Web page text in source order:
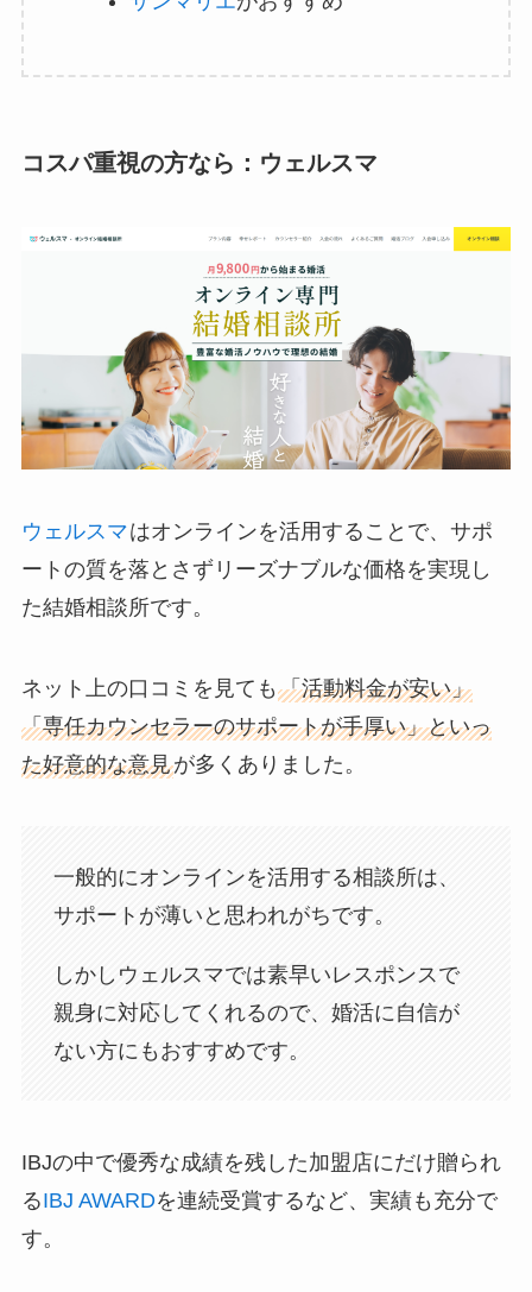
コスパ重視の方なら：ウェルスマ
ウェルスマはオンラインを活用することで、サポ
ートの質を落とさずリーズナブルな価格を実現し
た結婚相談所です。
ネット上の口コミを見ても 「活動料金が安い」
「専任カウンセラーのサポートが手厚い」といっ
た好意的な意見が多くありました。
一般的にオンラインを活用する相談所は、
サポートが薄いと思われがちです。
しかしウェルスマでは素早いレスポンスで
親身に対応してくれるので、婚活に自信が
ない方にもおすすめです。
IBJの中で優秀な成績を残した加盟店にだけ贈られ
るIBJ AWARDを連続受賞するなど、実績も充分で
す。